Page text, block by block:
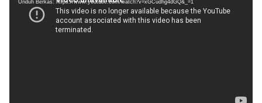
Unduh Berkas: https://www.youtube.com/watch?v=xGCudhg4dGQ&_=1